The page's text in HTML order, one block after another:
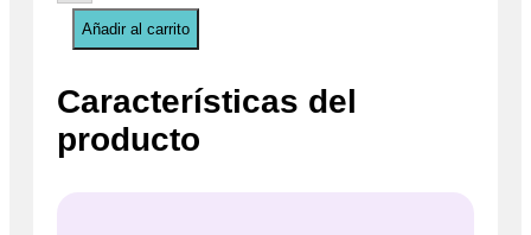
Añadir al carrito
Características del
producto